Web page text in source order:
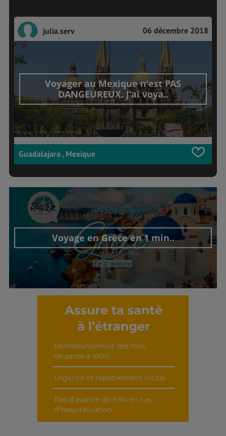
julia.serv 06 décembre 2018
Voyager au Mexique n'est PAS
DANGEUREUX. J'ai voya..
Guadalajara , Mexique
Voyage en Grèce en 1 min..
Découvrir cet interview